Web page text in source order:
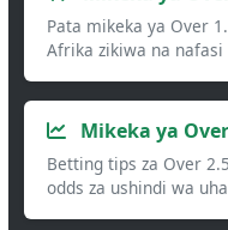
Pata mikeka ya Over
Afrika zikiwa na nafasi
Mikeka ya
Betting tips za Over
odds za ushindi wa